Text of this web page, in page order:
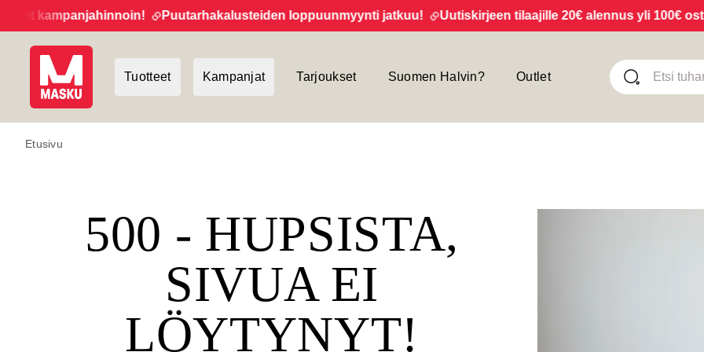
kampanjahinnoin! Puutarhakalusteiden loppuunmyynti jatkuu! Uutiskirjeen tilaajille 20€ alennus yli 100€
Tuotteet Kampanjat Tarjoukset Suomen Halvin? Outlet
Etusivu
500 - HUPSISTA,
SIVUA EI
LÖYTYNYT!